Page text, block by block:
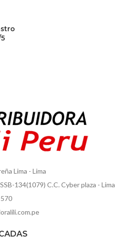
Lima - Lima
134(1079) C.C. Cyber plaza - Lima